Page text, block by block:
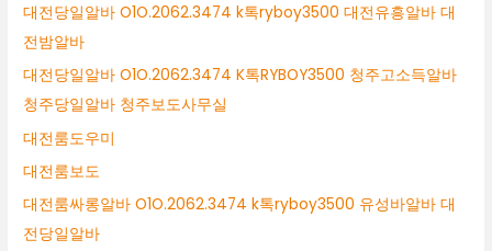
대전당일알바 O1O.2062.3474 k톡ryboy3500 대전유흥알바 대
전밤알바
대전당일알바 O1O.2062.3474 K톡RYBOY3500 청주고소득알바
청주당일알바 청주보도사무실
대전룸도우미
대전룸보도
대전룸싸롱알바 O1O.2062.3474 k톡ryboy3500 유성바알바 대
전당일알바